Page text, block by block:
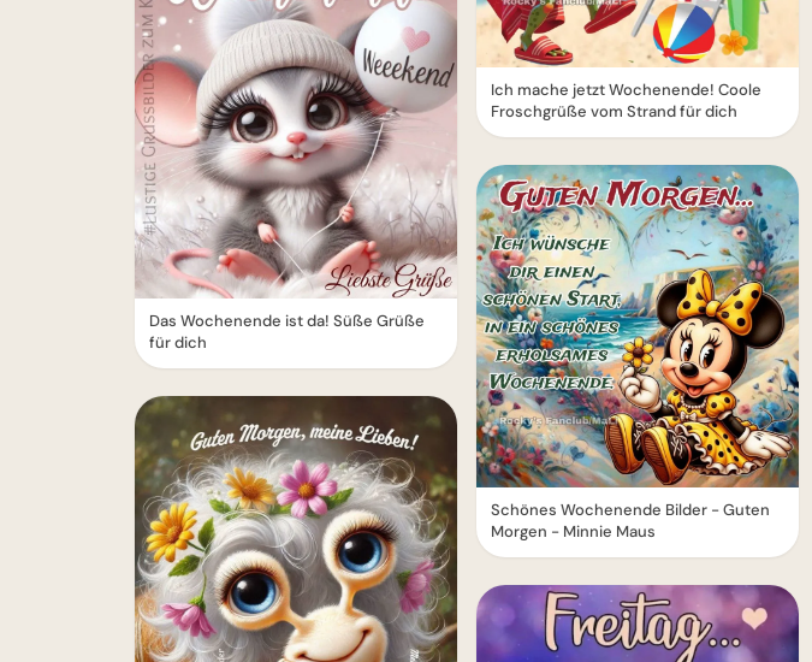
Das Wochenende ist da! Süße Grüße
für dich
Ich mache jetzt Wochenende! Coole
Froschgrüße vom Strand für dich
Schönes Wochenende Bilder - Guten
Morgen - Minnie Maus